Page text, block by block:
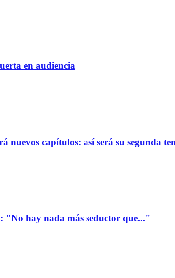
en audiencia
nuevos capítulos: así será su segunda
"No hay nada más seductor que..."